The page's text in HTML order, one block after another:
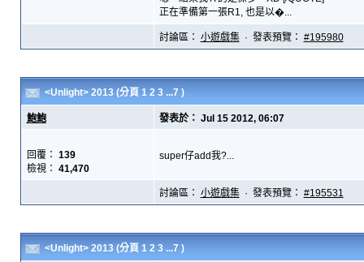
正在準備第一張R1, 也是以�...
討論區： 小遊戲集· 發表預覽： #195980
<Unlight> 2013 (分頁 1 2 3 ...7 )
鮑鮑 發表於： Jul 15 2012, 06:07
回覆： 139
檢視： 41,470
super仔add我?...
討論區： 小遊戲集· 發表預覽： #195531
<Unlight> 2013 (分頁 1 2 3 ...7 )